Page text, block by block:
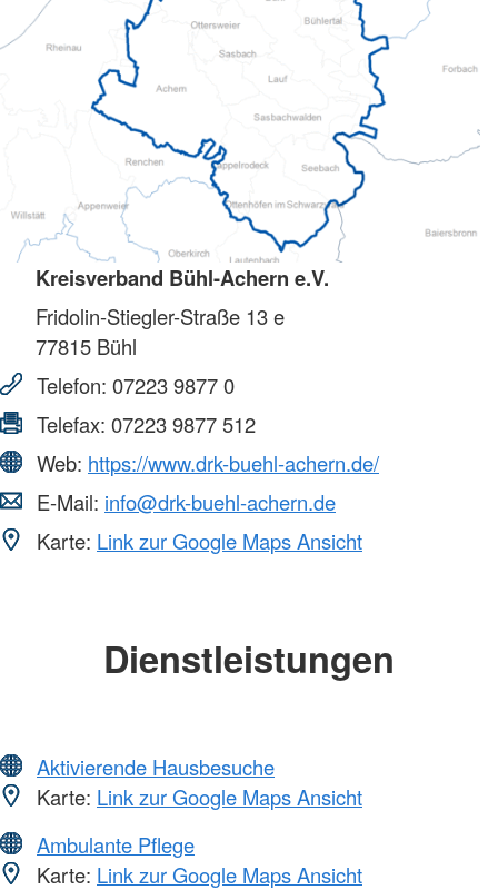
Kreisverband Bühl-Achern e.V.
Fridolin-Stiegler-Straße 13 e
77815 Bühl
Telefon: 07223 9877 0
Telefax: 07223 9877 512
Web: https://www.drk-buehl-achern.de/
E-Mail: info@drk-buehl-achern.de
Karte: Link zur Google Maps Ansicht
Dienstleistungen
Aktivierende Hausbesuche
Karte: Link zur Google Maps Ansicht
Ambulante Pflege
Karte: Link zur Google Maps Ansicht